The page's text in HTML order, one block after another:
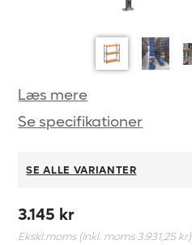
Læs mere
Se specifikationer
SE ALLE VARIANTER
3.145 kr
Ekskl.moms (Inkl. moms3.931,25 kr)